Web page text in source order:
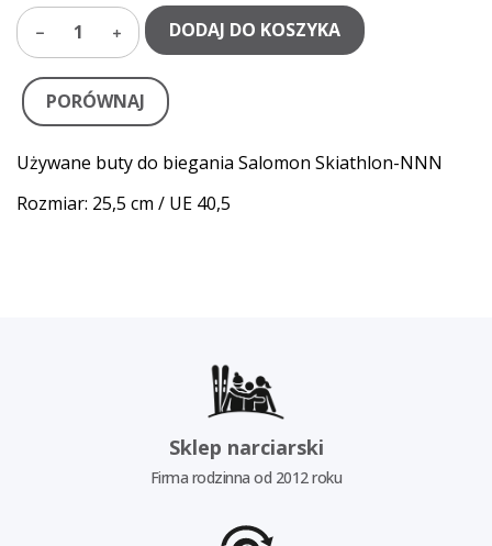
1 DODAJ DO KOSZYKA
PORÓWNAJ
Używane buty do biegania Salomon Skiathlon-NNN
Rozmiar: 25,5 cm / UE 40,5
Sklep narciarski
Firma rodzinna od 2012 roku